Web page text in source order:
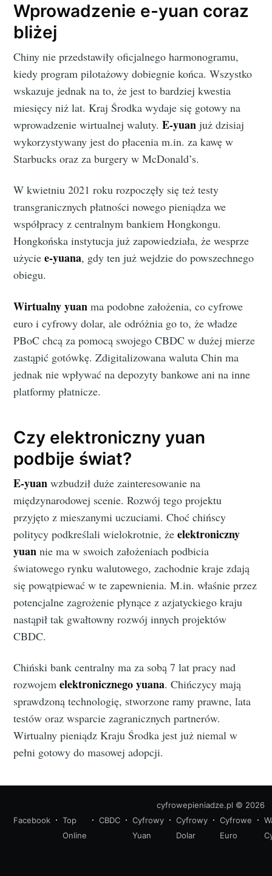
Wprowadzenie e-yuan coraz
bliżej
Chiny nie przedstawiły oficjalnego harmonogramu,
kiedy program pilotażowy dobiegnie końca. Wszystko
wskazuje jednak na to, że jest to bardziej kwestia
miesięcy niż lat. Kraj Środka wydaje się gotowy na
wprowadzenie wirtualnej waluty.E-yuan już dzisiaj
wykorzystywany jest do płacenia m.in. za kawę w
Starbucks oraz za burgery w McDonald’s.
W kwietniu 2021 roku rozpoczęły się też testy
transgranicznych płatności nowego pieniądza we
współpracy z centralnym bankiem Hongkongu.
Hongkońska instytucja już zapowiedziała, że wesprze
użyciee-yuana, gdy ten już wejdzie do powszechnego
obiegu.
Wirtualny yuan ma podobne założenia, co cyfrowe
euro i cyfrowy dolar, ale odróżnia go to, że władze
PBoC chcą za pomocą swojego CBDC w dużej mierze
zastąpić gotówkę. Zdigitalizowana waluta Chin ma
jednak nie wpływać na depozyty bankowe ani na inne
platformy płatnicze.
Czy elektroniczny yuan
podbije świat?
E-yuan wzbudził duże zainteresowanie na
międzynarodowej scenie. Rozwój tego projektu
przyjęto z mieszanymi uczuciami. Choć chińscy
politycy podkreślali wielokrotnie, żeelektroniczny
yuan nie ma w swoich założeniach podbicia
światowego rynku walutowego, zachodnie kraje zdają
się powątpiewać w te zapewnienia. M.in. właśnie przez
potencjalne zagrożenie płynące z azjatyckiego kraju
nastąpił tak gwałtowny rozwój innych projektów
CBDC.
Chiński bank centralny ma za sobą 7 lat pracy nad
rozwojemelektronicznego yuana. Chińczycy mają
sprawdzoną technologię, stworzone ramy prawne, lata
testów oraz wsparcie zagranicznych partnerów.
Wirtualny pieniądz Kraju Środka jest już niemal w
pełni gotowy do masowej adopcji.
cyfrowepieniadze.pl © 2026
Facebook
Top
Online
CBDC
Cyfrowy
Yuan
Cyfrowy
Dolar
Cyfrowe
Euro